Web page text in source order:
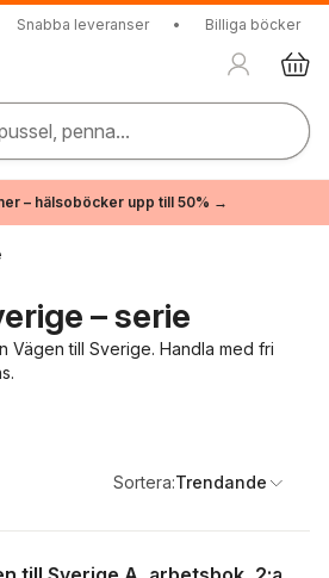
Snabba leveranser • Billiga böcker
penna...
– hälsoböcker upp till 50% →
– serie
Vägen till Sverige. Handla med fri
Sortera:Trendande